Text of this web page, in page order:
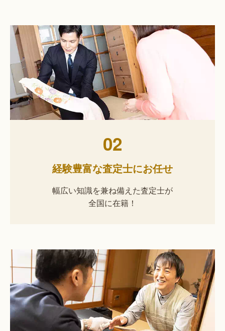
02
経験豊富な査定士にお任せ
幅広い知識を兼ね備えた査定士が
全国に在籍！